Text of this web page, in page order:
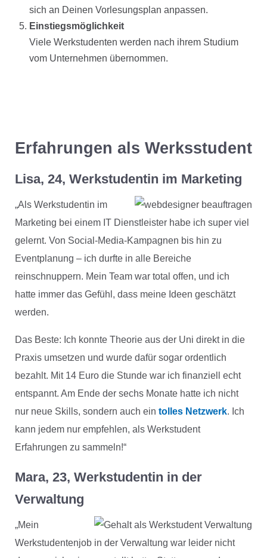
sich an Deinen Vorlesungsplan anpassen.
Einstiegsmöglichkeit
Viele Werkstudenten werden nach ihrem Studium
vom Unternehmen übernommen.
Erfahrungen als Werksstudent
Lisa, 24, Werkstudentin im Marketing
„Als Werkstudentin im
Marketing bei einem IT Dienstleister habe ich super viel
gelernt. Von Social-Media-Kampagnen bis hin zu
Eventplanung – ich durfte in alle Bereiche
reinschnuppern. Mein Team war total offen, und ich
hatte immer das Gefühl, dass meine Ideen geschätzt
werden.
Das Beste: Ich konnte Theorie aus der Uni direkt in die
Praxis umsetzen und wurde dafür sogar ordentlich
bezahlt. Mit 14 Euro die Stunde war ich finanziell echt
entspannt. Am Ende der sechs Monate hatte ich nicht
nur neue Skills, sondern auch ein tolles Netzwerk. Ich
kann jedem nur empfehlen, als Werkstudent
Erfahrungen zu sammeln!“
Mara, 23, Werkstudentin in der
Verwaltung
„Mein
Werkstudentenjob in der Verwaltung war leider nicht